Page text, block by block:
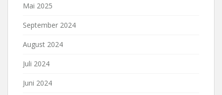
Mai 2025
September 2024
August 2024
Juli 2024
Juni 2024